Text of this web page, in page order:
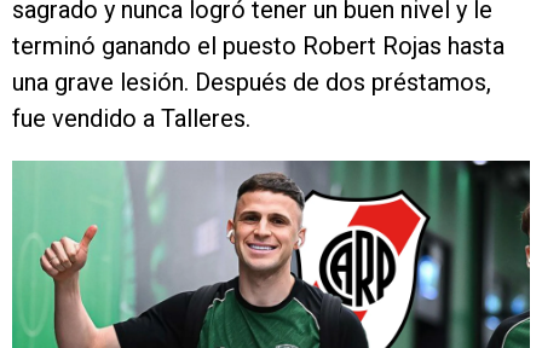
sagrado y nunca logró tener un buen nivel y le
terminó ganando el puesto Robert Rojas hasta
una grave lesión. Después de dos préstamos,
fue vendido a Talleres.